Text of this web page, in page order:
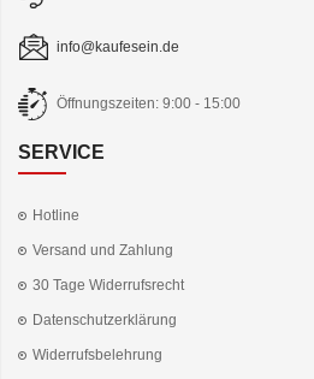
info@kaufesein.de
Öffnungszeiten: 9:00 - 15:00
SERVICE
Hotline
Versand und Zahlung
30 Tage Widerrufsrecht
Datenschutzerklärung
Widerrufsbelehrung